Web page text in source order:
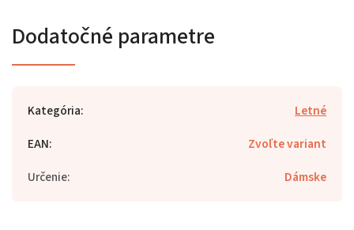
Dodatočné parametre
Kategória:
Letné
EAN:
Zvoľte variant
Určenie: Dámske